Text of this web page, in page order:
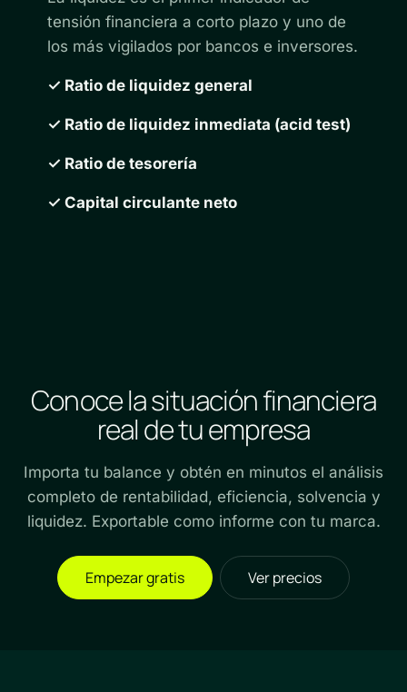
tensión financiera a corto plazo y uno de
los más vigilados por bancos e inversores.
✓ Ratio de liquidez general
✓ Ratio de liquidez inmediata (acid test)
✓ Ratio de tesorería
✓ Capital circulante neto
Conoce la situación financiera
real de tu empresa
Importa tu balance y obtén en minutos el análisis
completo de rentabilidad, eficiencia, solvencia y
liquidez. Exportable como informe con tu marca.
Empezar gratis Ver precios